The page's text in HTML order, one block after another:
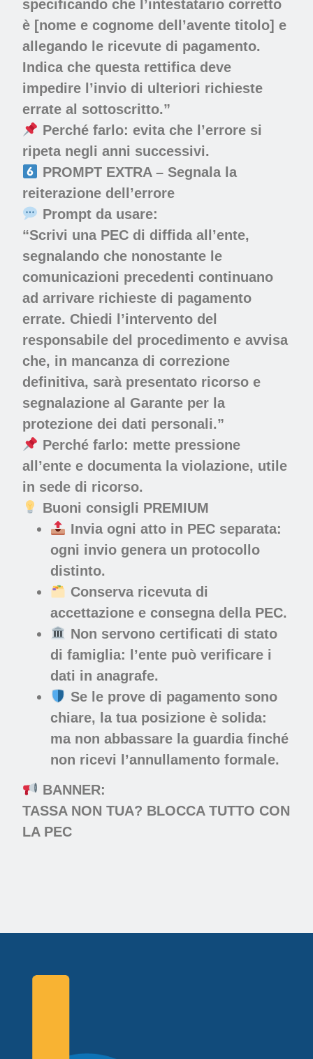
specificando che l’intestatario corretto
è [nome e cognome dell’avente titolo] e
allegando le ricevute di pagamento.
Indica che questa rettifica deve
impedire l’invio di ulteriori richieste
errate al sottoscritto.”
Perché farlo: evita che l’errore si
ripeta negli anni successivi.
PROMPT EXTRA – Segnala la
reiterazione dell’errore
Prompt da usare:
“Scrivi una PEC di diffida all’ente,
segnalando che nonostante le
comunicazioni precedenti continuano
ad arrivare richieste di pagamento
errate. Chiedi l’intervento del
responsabile del procedimento e avvisa
che, in mancanza di correzione
definitiva, sarà presentato ricorso e
segnalazione al Garante per la
protezione dei dati personali.”
Perché farlo: mette pressione
all’ente e documenta la violazione, utile
in sede di ricorso.
Buoni consigli PREMIUM
Invia ogni atto in PEC separata:
ogni invio genera un protocollo
distinto.
Conserva ricevuta di
accettazione e consegna della PEC.
Non servono certificati di stato
di famiglia: l’ente può verificare i
dati in anagrafe.
Se le prove di pagamento sono
chiare, la tua posizione è solida:
ma non abbassare la guardia finché
non ricevi l’annullamento formale.
BANNER:
TASSA NON TUA? BLOCCA TUTTO CON
LA PEC